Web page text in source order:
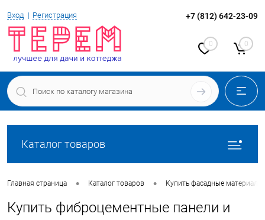
Вход Регистрация +7 (812) 642-23-09
0 0
Каталог товаров
Главная страница • Каталог товаров • Купить фасадные
Купить фиброцементные панели и